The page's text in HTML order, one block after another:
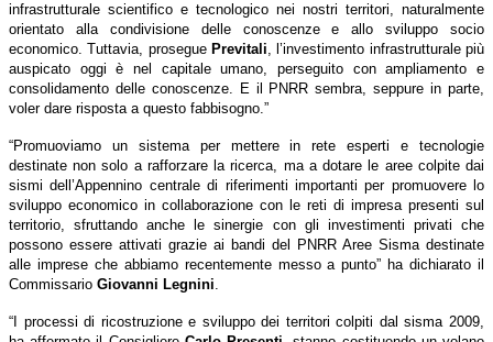
infrastrutturale scientifico e tecnologico nei nostri territori, naturalmente
orientato alla condivisione delle conoscenze e allo sviluppo socio
economico. Tuttavia, prosegue Previtali, l’investimento infrastrutturale più
auspicato oggi è nel capitale umano, perseguito con ampliamento e
consolidamento delle conoscenze. E il PNRR sembra, seppure in parte,
voler dare risposta a questo fabbisogno.”
“Promuoviamo un sistema per mettere in rete esperti e tecnologie
destinate non solo a rafforzare la ricerca, ma a dotare le aree colpite dai
sismi dell’Appennino centrale di riferimenti importanti per promuovere lo
sviluppo economico in collaborazione con le reti di impresa presenti sul
territorio, sfruttando anche le sinergie con gli investimenti privati che
possono essere attivati grazie ai bandi del PNRR Aree Sisma destinate
alle imprese che abbiamo recentemente messo a punto” ha dichiarato il
Commissario Giovanni Legnini.
“I processi di ricostruzione e sviluppo dei territori colpiti dal sisma 2009,